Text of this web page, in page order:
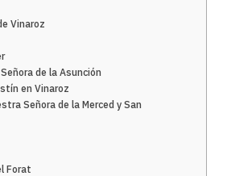
Vinaroz
de la Asunción
en Vinaroz
Señora de la Merced y San
Forat